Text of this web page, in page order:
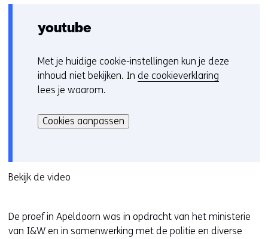
youtube
C
o
o
i
o
e
u
Met je huidige cookie-instellingen kun je deze
inhoud niet bekijken. In de cookieverklaring
lees je waarom.
kan
het
cookies
website
worden
Cookies aanpassen
Bekijk de video
De proef in Apeldoorn was in opdracht van het ministerie
van I&W en in samenwerking met de politie en diverse